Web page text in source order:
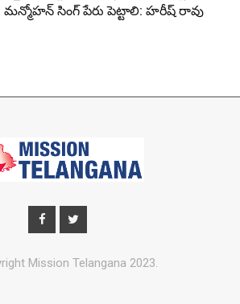
మన్మోహన్ సింగ్ పేరు పెట్టాలి: హరీష్ రావు
Mission Telangana 2023.